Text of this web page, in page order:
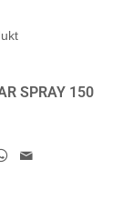
SPRAY 150